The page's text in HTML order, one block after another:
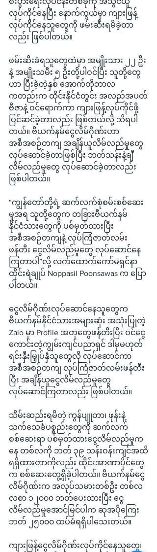
လုပ်ကိုင်နေပြီး နောက်ကွယ်မှာ ကျားဖြန့်
လုပ်ကိုင်နေသူတွေကို ဖမ်းဆီးရမိခဲ့တာ
လည်း ဖြစ်ပါတယ်။
ဖမ်းဆီးခံရသူတွေထဲမှာ အမျိုးသား ၂၂ ဦး
နဲ့ အမျိုးသမီး ၅ ဦးတို့ပါဝင်ပြီး သူတို့တွေ
ဟာ ပြီးခဲ့တဲ့နှစ် အောက်တိုဘာလ
ကတည်းက ထိုင်းနိုင်ငံတွင်း အလည်အပတ်
ဗီဇာနဲ့ ဝင်ရောက်ကာ ကျားဖြန့်လုပ်ကိုင်ဖို့
ပြင်ဆင်ခဲ့တာလည်း ဖြစ်တယ်လို့ သိရပါ
တယ်။ ဗီယက်နမ်ငွေလိမ်ဂိုဏ်းဟာ
အစီအစဉ်တကျ အချိန်ယူလိမ်လည်မှုတွေ
လုပ်ဆောင်ခဲ့တာဖြစ်ပြီး ဘတ်သန်းနဲ့ချီ
လိမ်လည်မှုတွေ လုပ်ဆောင်ခဲ့တာလည်း
ဖြစ်ပါတယ်။
“ကျွန်တော်တို့ရဲ့ ဆက်လက်စုံစမ်းစစ်ဆေး
မှုအရ သူတို့တွေက တခြားဗီယက်နမ်
နိုင်ငံသားတွေကို ပစ်မှတ်ထားပြီး
အစီအစဉ်တကျနဲ့ လုပ်ကြံဇာတ်လမ်း
ဖန်တီး ငွေလိမ်လည်မှုတွေ လုပ်ဆောင်နေ
ကြတာပါ”လို့ လက်ထောက်ကော်မရှင်နာ
ထိုင်းရဲချုပ် Noppasil Poonsawas က ပြော
ပါတယ်။
ငွေလိမ်ဂိုဏ်းလုပ်ဆောင်နေသူတွေက
ဗီယက်နမ်နိုင်ငံသားအများဆုံး အသုံးပြုတဲ့
Zalo မှာ Profile အတုတွေဖန်တီးပြီး ဝင်ငွေ
ကောင်းတဲ့ကျွမ်းကျင်ပညာရှင် ဒါမှမဟုတ်
ရင်းနှီးမြှုပ်နှံသူတွေလို လုပ်ဆောင်ကာ
အစီအစဉ်တကျ လုပ်ကြံဇာတ်လမ်းဖန်တီး
ပြီး အချိန်ယူငွေလိမ်လည်မှုတွေ
လုပ်ဆောင်ကြတာလည်း ဖြစ်ပါတယ်။
သိမ်းဆည်းရမိတဲ့ ကွန်ပျူတာ၊ ဖုန်းနဲ့
သက်သေခံပစ္စည်းတွေကို ဆက်လက်
စစ်ဆေးရာ ပစ်မှတ်ထားငွေလိမ်လည်မှုက
နေ တစ်လကို ဘတ် ၃၉ သန်းဝန်းကျင်အထိ
ရရှိထားတာကိုလည်း ထိုင်းအာဏာပိုင်တွေ
က စစ်ဆေးတွေ့ရှိခဲ့ပါတယ်။ ဗီယက်နမ်ငွေ
လိမ်ဂိုဏ်းက အလုပ်သမားတစ်ဦး တစ်လ
လစာ ၁၂၀၀၀ ဘတ်ပေးထားပြီး ငွေ
လိမ်လည်မှုအောင်မြင်ပါက ဆုအပိုကြေး
ဘတ် ၂၅၀၀၀ ထပ်မံရရှိပါသေးတယ်။
ကျားဖြန့်ငွေလိမ်ဂိုဏ်းလုပ်ကိုင်နေသူတွေ၊